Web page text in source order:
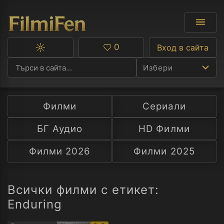
Избери
Ф
С
А
Превключване
тъмна
тема
Любими
0 Вход в сайта
Филми
Сериали
БГ Аудио
HD Филми
Филми 2026
Филми 2025
Всички филми с етикет:
Enduring